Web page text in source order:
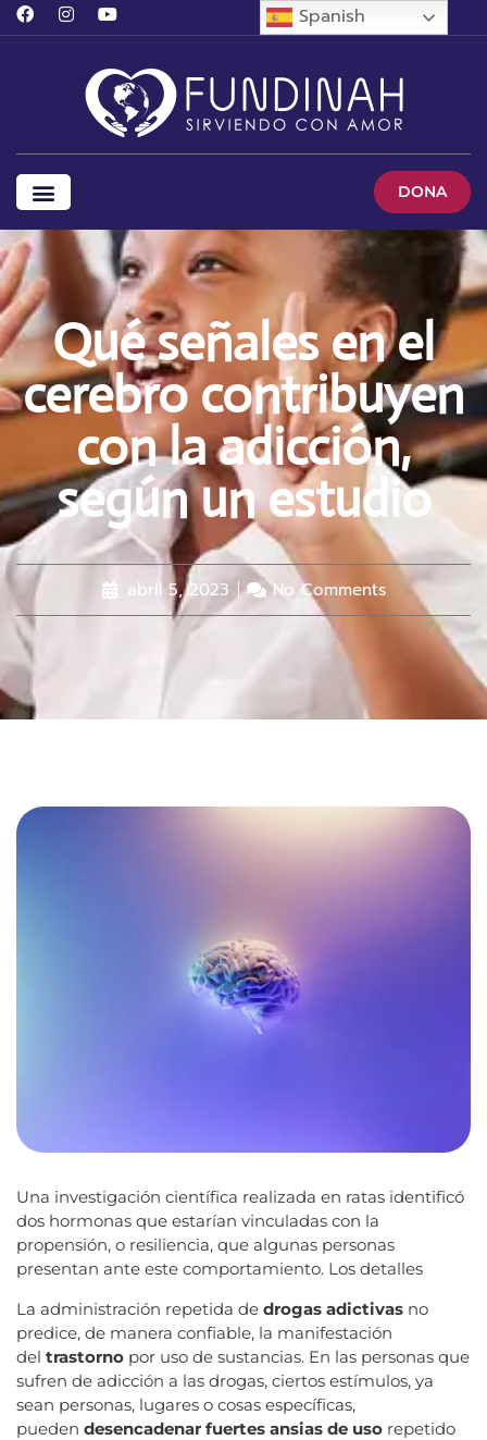
DONA
Qué señales en el
cerebro contribuyen
con la adicción,
según un estudio
abril 5, 2023 No Comments
Una investigación científica realizada en ratas identificó
dos hormonas que estarían vinculadas con la
propensión, o resiliencia, que algunas personas
presentan ante este comportamiento. Los detalles
La administración repetida de drogas adictivas no
predice, de manera confiable, la manifestación
del trastorno por uso de sustancias. En las personas que
sufren de adicción a las drogas, ciertos estímulos, ya
sean personas, lugares o cosas específicas,
pueden desencadenar fuertes ansias de uso repetido
Spanish